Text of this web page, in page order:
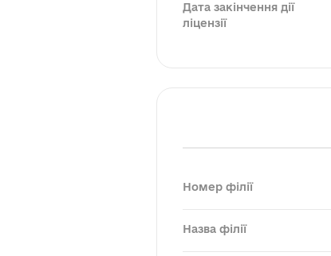
Дата закінчення дії
ліцензії
Номер філії
Назва філії